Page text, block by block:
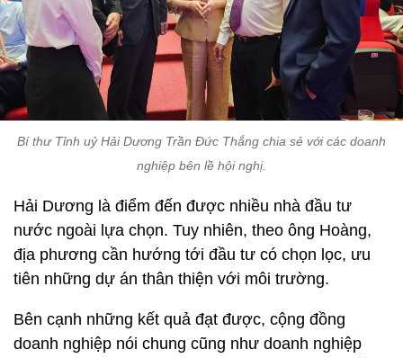
Bí thư Tỉnh uỷ Hải Dương Trần Đức Thắng chia sẻ với các doanh
nghiệp bên lề hội nghị.
Hải Dương là điểm đến được nhiều nhà đầu tư
nước ngoài lựa chọn. Tuy nhiên, theo ông Hoàng,
địa phương cần hướng tới đầu tư có chọn lọc, ưu
tiên những dự án thân thiện với môi trường.
Bên cạnh những kết quả đạt được, cộng đồng
doanh nghiệp nói chung cũng như doanh nghiệp